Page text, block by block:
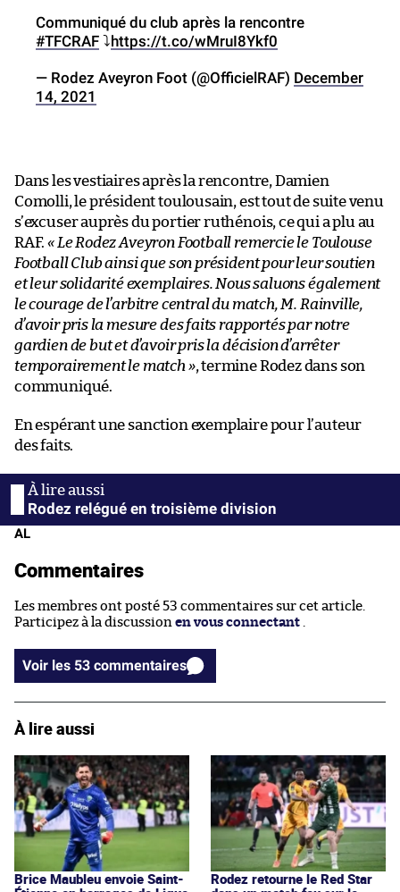
Communiqué du club après la rencontre
#TFCRAF ⤵️https://t.co/wMruI8Ykf0
— Rodez Aveyron Foot (@OfficielRAF) December
14, 2021
Dans les vestiaires après la rencontre, Damien
Comolli, le président toulousain, est tout de suite venu
s’excuser auprès du portier ruthénois, ce qui a plu au
RAF.« Le Rodez Aveyron Football remercie le Toulouse
Football Club ainsi que son président pour leur soutien
et leur solidarité exemplaires. Nous saluons également
le courage de l’arbitre central du match, M. Rainville,
d’avoir pris la mesure des faits rapportés par notre
gardien de but et d’avoir pris la décision d’arrêter
temporairement le match », termine Rodez dans son
communiqué.
En espérant une sanction exemplaire pour l’auteur
des faits.
Rodez relégué en troisième division
AL
Commentaires
Les membres ont posté 53 commentaires sur cet article.
Participez à la discussion en vous connectant
Voir les 53 commentaires
À lire aussi
Brice Maubleu envoie Saint-
Rodez retourne le Red Star